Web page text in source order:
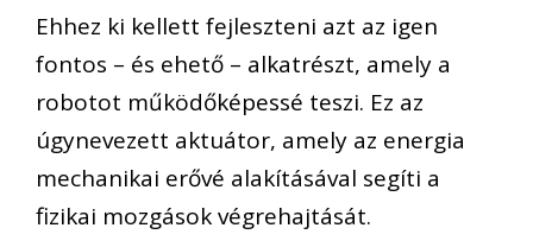
Ehhez ki kellett fejleszteni azt az igen
fontos – és ehető – alkatrészt, amely a
robotot működőképessé teszi. Ez az
úgynevezett aktuátor, amely az energia
mechanikai erővé alakításával segíti a
fizikai mozgások végrehajtását.